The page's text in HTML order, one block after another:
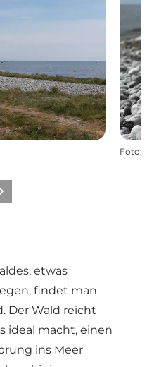
Foto:
etwas
findet man
Der Wald reicht
ideal macht, einen
ins Meer